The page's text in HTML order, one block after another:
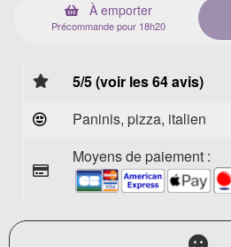
À emporter
Précommande pour 18h20
5/5 (voir les 64 avis)
Paninis, pizza, italien
Moyens de paiement :